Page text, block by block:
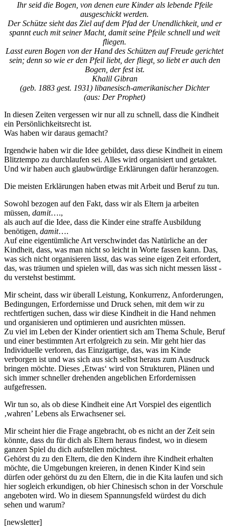
Ihr seid die Bogen, von denen eure Kinder als lebende Pfeile
ausgeschickt werden.
Der Schütze sieht das Ziel auf dem Pfad der Unendlichkeit, und er
spannt euch mit seiner Macht, damit seine Pfeile schnell und weit
fliegen.
Lasst euren Bogen von der Hand des Schützen auf Freude gerichtet
sein; denn so wie er den Pfeil liebt, der fliegt, so liebt er auch den
Bogen, der fest ist.
Khalil Gibran
(geb. 1883 gest. 1931) libanesisch-amerikanischer Dichter
(aus: Der Prophet)
In diesen Zeiten vergessen wir nur all zu schnell, dass die Kindheit
ein Persönlichkeitsrecht ist.
Was haben wir daraus gemacht?
Irgendwie haben wir die Idee gebildet, dass diese Kindheit in einem
Blitztempo zu durchlaufen sei. Alles wird organisiert und getaktet.
Und wir haben auch glaubwürdige Erklärungen dafür heranzogen.
Die meisten Erklärungen haben etwas mit Arbeit und Beruf zu tun.
Sowohl bezogen auf den Fakt, dass wir als Eltern ja arbeiten
müssen, damit….,
als auch auf die Idee, dass die Kinder eine straffe Ausbildung
benötigen, damit….
Auf eine eigentümliche Art verschwindet das Natürliche an der
Kindheit, dass, was man nicht so leicht in Worte fassen kann. Das,
was sich nicht organisieren lässt, das was seine eigen Zeit erfordert,
das, was träumen und spielen will, das was sich nicht messen lässt -
du verstehst bestimmt.
Mir scheint, dass wir überall Leistung, Konkurrenz, Anforderungen,
Bedingungen, Erfordernisse und Druck sehen, mit dem wir zu
rechtfertigen suchen, dass wir diese Kindheit in die Hand nehmen
und organisieren und optimieren und ausrichten müssen.
Zu viel im Leben der Kinder orientiert sich am Thema Schule, Beruf
und einer bestimmten Art erfolgreich zu sein. Mir geht hier das
Individuelle verloren, das Einzigartige, das, was im Kinde
verborgen ist und was sich aus sich selbst heraus zum Ausdruck
bringen möchte. Dieses ‚Etwas‘ wird von Strukturen, Plänen und
sich immer schneller drehenden angeblichen Erfordernissen
aufgefressen.
Wir tun so, als ob diese Kindheit eine Art Vorspiel des eigentlich
‚wahren’ Lebens als Erwachsener sei.
Mir scheint hier die Frage angebracht, ob es nicht an der Zeit sein
könnte, dass du für dich als Eltern heraus findest, wo in diesem
ganzen Spiel du dich aufstellen möchtest.
Gehörst du zu den Eltern, die den Kindern ihre Kindheit erhalten
möchte, die Umgebungen kreieren, in denen Kinder Kind sein
dürfen oder gehörst du zu den Eltern, die in die Kita laufen und sich
hier sogleich erkundigen, ob hier Chinesisch schon in der Vorschule
angeboten wird. Wo in diesem Spannungsfeld würdest du dich
sehen und warum?
[newsletter]